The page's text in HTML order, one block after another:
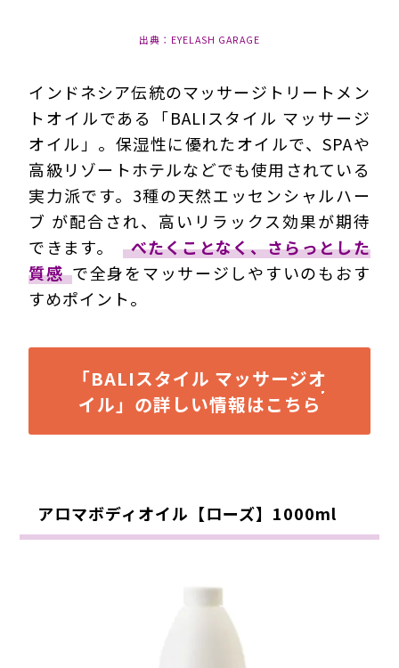
出典：EYELASH GARAGE
インドネシア伝統のマッサージトリートメン
トオイルである「BALIスタイル マッサージ
オイル」。保湿性に優れたオイルで、SPAや
高級リゾートホテルなどでも使用されている
実力派です。3種の天然エッセンシャルハー
ブ が配合され、 高いリラックス効果が期待
できます。
べたくことなく、さらっとした
質感 で全身をマッサージしやすいのもおす
すめポイント。
「BALIスタイル マッサージオ
イル」の詳しい情報はこちら
アロマボディオイル【ローズ】1000ml